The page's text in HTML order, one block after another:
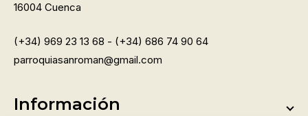
16004 Cuenca
(+34) 969 23 13 68 - (+34) 686 74 90 64
parroquiasanroman@gmail.com
Información